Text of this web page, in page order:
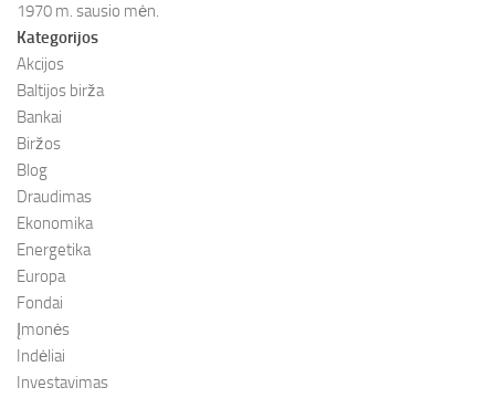
1970 m. sausio mėn.
Kategorijos
Akcijos
Baltijos birža
Bankai
Biržos
Blog
Draudimas
Ekonomika
Energetika
Europa
Fondai
Įmonės
Indėliai
Investavimas